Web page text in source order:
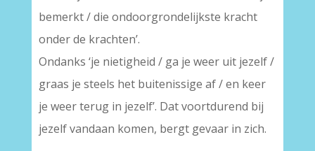
bemerkt / die ondoorgrondelijkste kracht
onder de krachten’.
Ondanks ‘je nietigheid / ga je weer uit jezelf /
graas je steels het buitenissige af / en keer
je weer terug in jezelf’. Dat voortdurend bij
jezelf vandaan komen, bergt gevaar in zich.